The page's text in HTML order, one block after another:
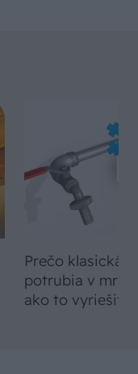
Prečo klasická
potrubia v
ako to vyriešiť